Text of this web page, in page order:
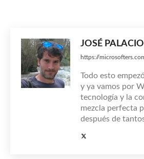
JOSÉ
https://
Todo esto
y ya vamos por
tecnología y la
mezcla perfecta
después de